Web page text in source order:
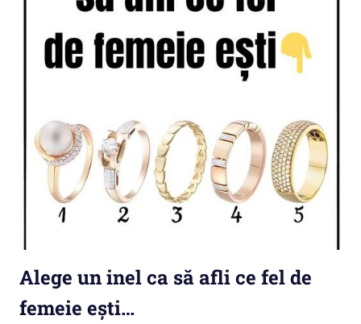
Alege un inel ca să afli ce fel de
femeie ești…